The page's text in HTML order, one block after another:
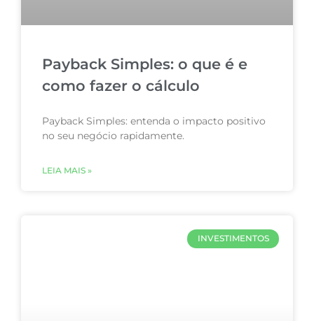
Payback Simples: o que é e
como fazer o cálculo
Payback Simples: entenda o impacto positivo
no seu negócio rapidamente.
LEIA MAIS »
INVESTIMENTOS